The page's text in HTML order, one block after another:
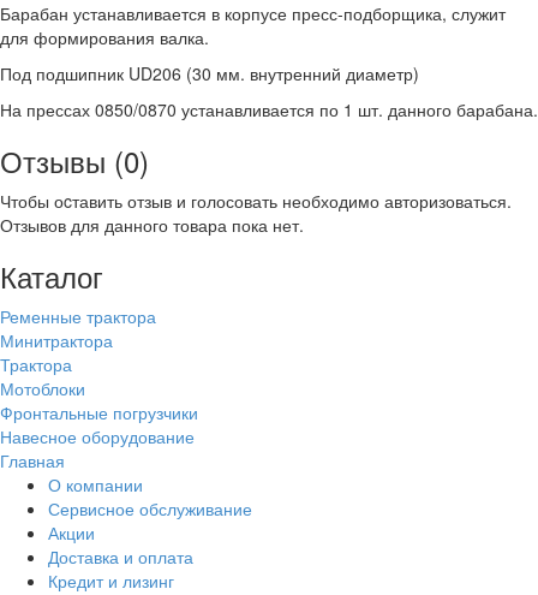
Барабан устанавливается в корпусе пресс-подборщика, служит
для формирования валка.
Под подшипник UD206 (30 мм. внутренний диаметр)
На прессах 0850/0870 устанавливается по 1 шт. данного барабана.
Отзывы (0)
Чтобы оcтавить отзыв и голосовать необходимо авторизоваться.
Отзывов для данного товара пока нет.
Каталог
Ременные трактора
Минитрактора
Трактора
Мотоблоки
Фронтальные погрузчики
Навесное оборудование
Главная
О компании
Сервисное обслуживание
Акции
Доставка и оплата
Кредит и лизинг